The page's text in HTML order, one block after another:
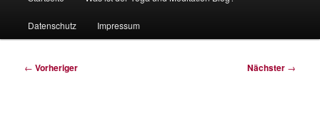
Datenschutz Impressum
Beitragsnavigation
← Vorheriger Nächster →